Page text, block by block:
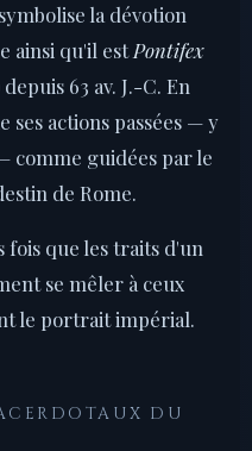
la dévotion
ainsi qu'il estPontifex
63 av. J.-C. En
ses actions passées — y
comme guidées par le
de Rome.
fois que les traits d'un
se mêler à ceux
le portrait impérial.
DU